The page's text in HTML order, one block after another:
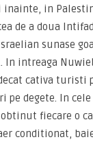
inainte, in
de a doua
sunase
In intreaga
cativa turisti
pe degete. In
fiecare o
conditionat,